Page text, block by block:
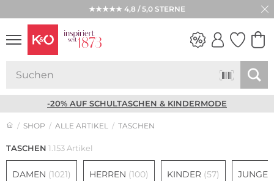
★★★★★ 4,8 / 5,0 STERNE
-20% AUF SCHULTASCHEN & KINDERMODE
SHOP ALLE ARTIKEL TASCHEN
TASCHEN 1.153 Artikel
DAMEN (1021) HERREN (100) KINDER (57)